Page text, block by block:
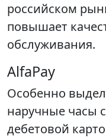
российском
повышает
обслуживания.
AlfaPay
Особенно
наручные часы
дебетовой